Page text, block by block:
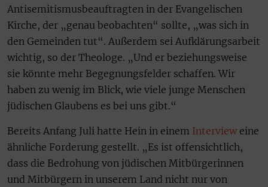
Antisemitismusbeauftragten in der Evangelischen
Kirche, der „genau beobachten“ sollte, „was sich in
den Gemeinden tut“. Außerdem sei Aufklärungsarbeit
wichtig, so der Theologe. „Und er beziehungsweise
sie könnte mehr Begegnungsfelder schaffen. Wir
haben zu wenig im Blick, wie viele junge Menschen
jüdischen Glaubens es bei uns gibt.“
Bereits Anfang Juli hatte Hein in einem Intervieweine
ähnliche Forderung gestellt. „Es ist offensichtlich,
dass die Bedrohung von jüdischen Mitbürgerinnen
und Mitbürgern in unserem Land nicht nur von